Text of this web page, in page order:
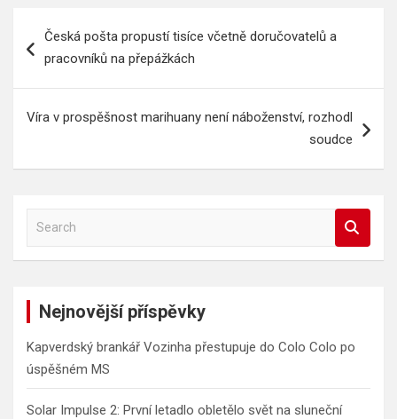
proČeská pošta propustí tisíce včetně doručovatelů a
pracovníků na přepážkách
Víra v prospěšnost marihuany není náboženství, rozhodl
soudce
a
Nejnovější příspěvky
Kapverdský brankář Vozinha přestupuje do Colo Colo po
úspěšném MS
Solar Impulse 2: První letadlo obletělo svět na sluneční